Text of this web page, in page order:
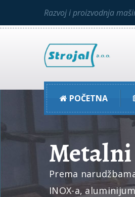
Razvoj i proizvodnja
POČETNA
Prema
INOX-a,